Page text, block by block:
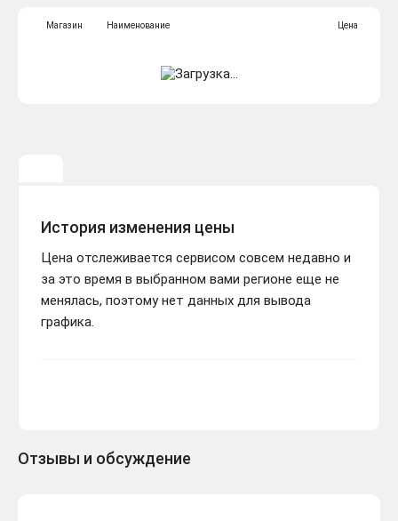
Магазин Наименование Цена
История изменения цены
Цена отслеживается сервисом совсем недавно и
за это время в выбранном вами регионе еще не
менялась, поэтому нет данных для вывода
графика.
Отзывы и обсуждение